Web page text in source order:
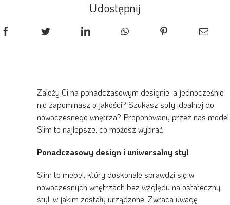
Udostępnij
Zależy Ci na ponadczasowym designie, a jednocześnie
nie zapominasz o jakości? Szukasz sofy idealnej do
nowoczesnego wnętrza? Proponowany przez nas model
Slim to najlepsze, co możesz wybrać.
Ponadczasowy design i uniwersalny styl
Slim to mebel, który doskonale sprawdzi się w
nowoczesnych wnętrzach bez względu na ostateczny
styl, w jakim zostały urządzone. Zwraca uwagę